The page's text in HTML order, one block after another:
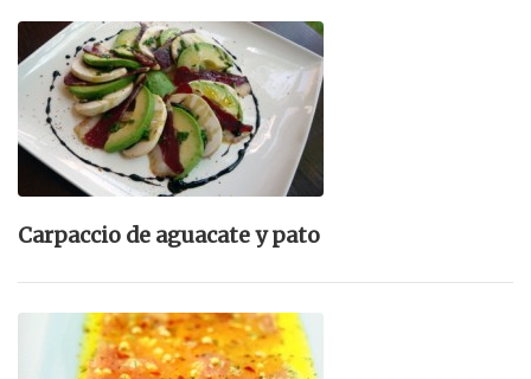
Carpaccio de aguacate y pato